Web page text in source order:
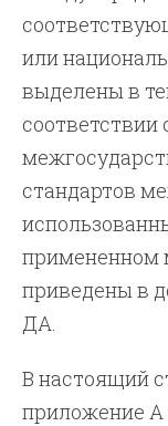
или
выделены в
стандартов
примененном
приведены в
ДА.
В настоящий
приложение А